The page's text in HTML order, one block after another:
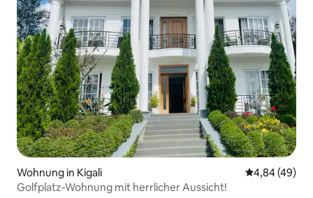
Wohnung in Kigali
4,84 (49)
Golfplatz-Wohnung mit herrlicher Aussicht!